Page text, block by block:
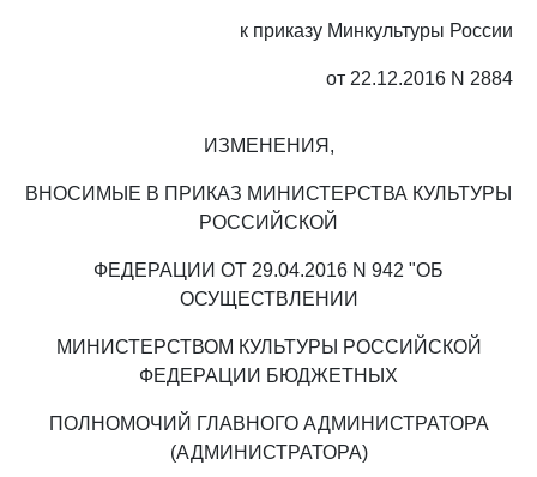
к приказу Минкультуры России
от 22.12.2016 N 2884
ИЗМЕНЕНИЯ,
ВНОСИМЫЕ В ПРИКАЗ МИНИСТЕРСТВА КУЛЬТУРЫ
РОССИЙСКОЙ
ФЕДЕРАЦИИ ОТ 29.04.2016 N 942 "ОБ
ОСУЩЕСТВЛЕНИИ
МИНИСТЕРСТВОМ КУЛЬТУРЫ РОССИЙСКОЙ
ФЕДЕРАЦИИ БЮДЖЕТНЫХ
ПОЛНОМОЧИЙ ГЛАВНОГО АДМИНИСТРАТОРА
(АДМИНИСТРАТОРА)